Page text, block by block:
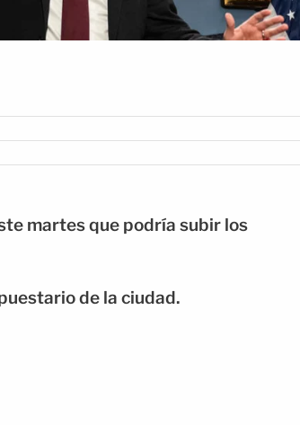
martes que podría subir los
de la ciudad.